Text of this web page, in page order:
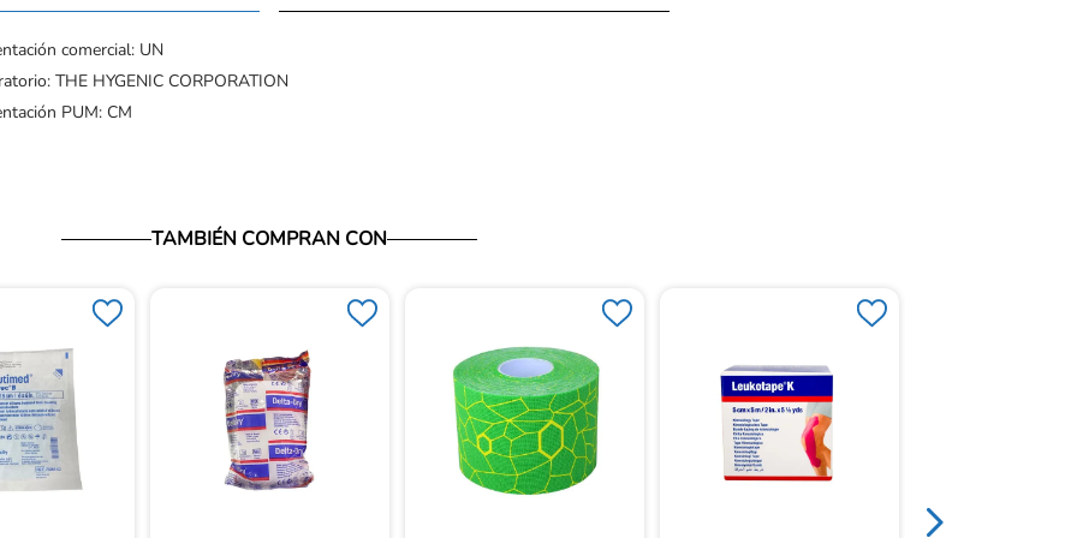
comercial: UN
THE HYGENIC CORPORATION
PUM: CM
TAMBIÉN COMPRAN CON